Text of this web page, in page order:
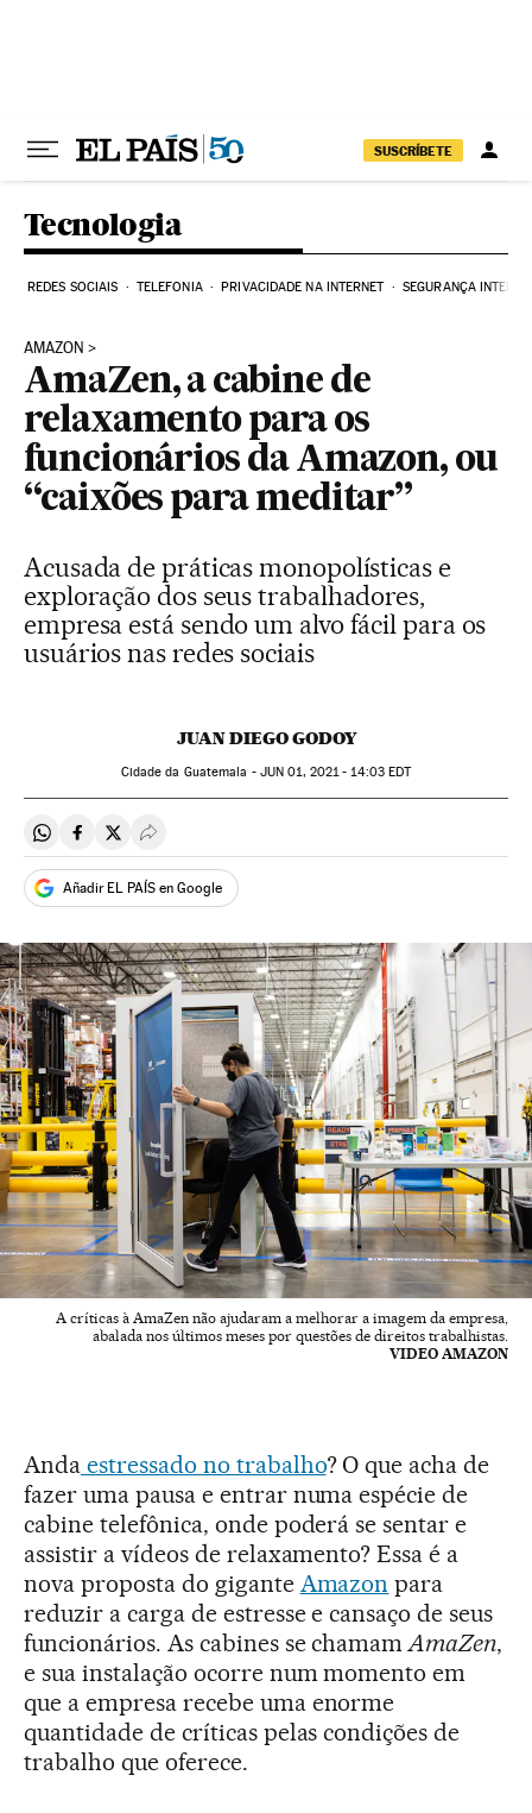
SUSCRÍBETE
Tecnologia
REDES SOCIAIS TELEFONIA PRIVACIDADE NA INTERNET SEGURANÇA
AMAZON
AmaZen, a cabine de
relaxamento para os
funcionários da Amazon, ou
“caixões para meditar”
Acusada de práticas monopolísticas e
exploração dos seus trabalhadores,
empresa está sendo um alvo fácil para os
usuários nas redes sociais
JUAN DIEGO GODOY
Cidade da Guatemala - JUN 01, 2021 - 14:03EDT
Compartir en Whatsapp
Compartir en Facebook
Compartir en Twitter
Desplegar Redes Sociales
Añadir EL PAÍS en Google
A críticas à AmaZen não ajudaram a melhorar a imagem da empresa,
abalada nos últimos meses por questões de direitos trabalhistas.
VIDEO AMAZON
Andaestressado no trabalho? O que acha de
fazer uma pausa e entrar numa espécie de
cabine telefônica, onde poderá se sentar e
assistir a vídeos de relaxamento? Essa é a
nova proposta do gigante Amazon para
reduzir a carga de estresse e cansaço de seus
funcionários. As cabines se chamamAmaZen,
e sua instalação ocorre num momento em
que a empresa recebe uma enorme
quantidade de críticas pelas condições de
trabalho que oferece.